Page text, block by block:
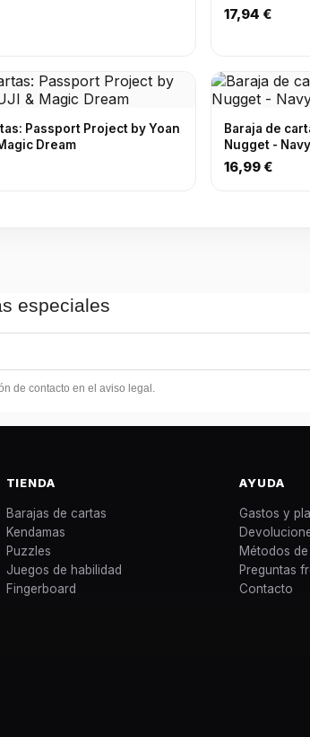
17,94 €
Passport Project by Yoan
Dream
Baraja de
Nugget - Navy
16,99 €
especiales
de contacto en el aviso legal.
TIENDA
Barajas de cartas
Kendamas
Puzzles
Juegos de habilidad
Fingerboard
AYUDA
Gastos y
Métodos
Preguntas
Contacto